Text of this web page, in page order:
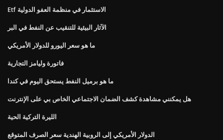
Etf الاستثمار في منظمة العفو الدولية
الآثار البيئية للتنقيب عن النفط في البر
ما هو سعر اليورو للدولار الأمريكي
فاتورة وليامز التجارية
ما هو برميل النفط يستحق اليوم في كندا
هل يمكنني مشاهدة كشف الضمان الاجتماعي الخاص بي على الإنترنت
الليرة التركية الحية
الدولار الأمريكي إلى الروبية الهندية سعر الصرف المتوقع